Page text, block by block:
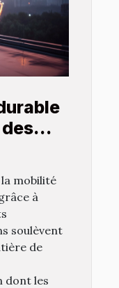
la mobilité
à
soulèvent
de
dont les